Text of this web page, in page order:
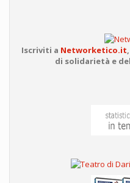
Iscriviti a Networketico.it,
di solidarietà e